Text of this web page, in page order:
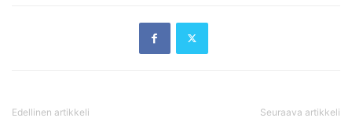
Edellinen artikkeli Seuraava artikkeli